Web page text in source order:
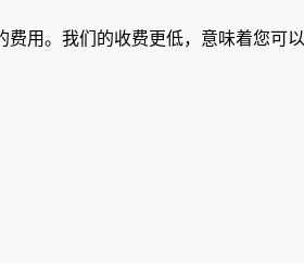
用。我们的收费更低，意味着您可以